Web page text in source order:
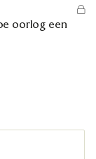
oorlog een